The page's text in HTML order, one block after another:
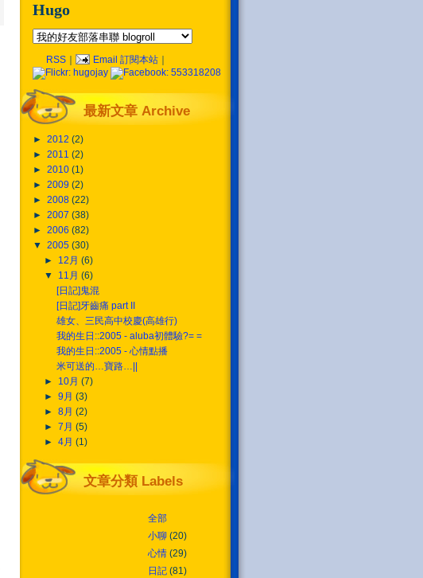
Hugo
RSS Email 訂閱本站
最新文章 Archive
► 2012 (2)
► 2011 (2)
► 2010 (1)
► 2009 (2)
► 2008 (22)
► 2007 (38)
► 2006 (82)
▼ 2005 (30)
► 12月(6)
▼ 11月(6)
[日記]鬼混
[日記]牙齒痛 part II
雄女、三民高中校慶(高雄行)
我的生日::2005 - aluba初體驗?= =
我的生日::2005 - 心情點播
米可送的…寶路…||
► 10月(7)
►9月(3)
►8月(2)
►7月(5)
►4月(1)
文章分類 Labels
全部
小聊 (20)
心情 (29)
日記 (81)